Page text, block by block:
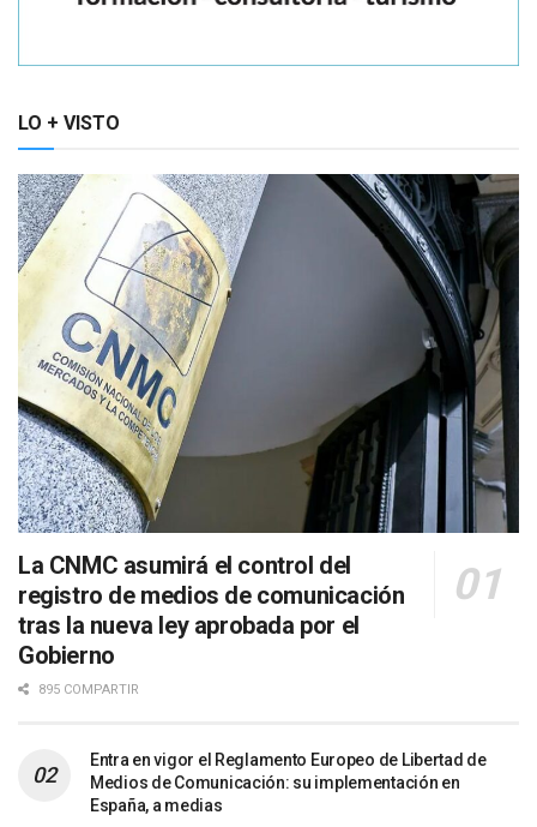
LO + VISTO
La CNMC asumirá el control del
registro de medios de comunicación
tras la nueva ley aprobada por el
Gobierno
895 COMPARTIR
Entra en vigor el Reglamento Europeo de Libertad de
Medios de Comunicación: su implementación en
España, a medias